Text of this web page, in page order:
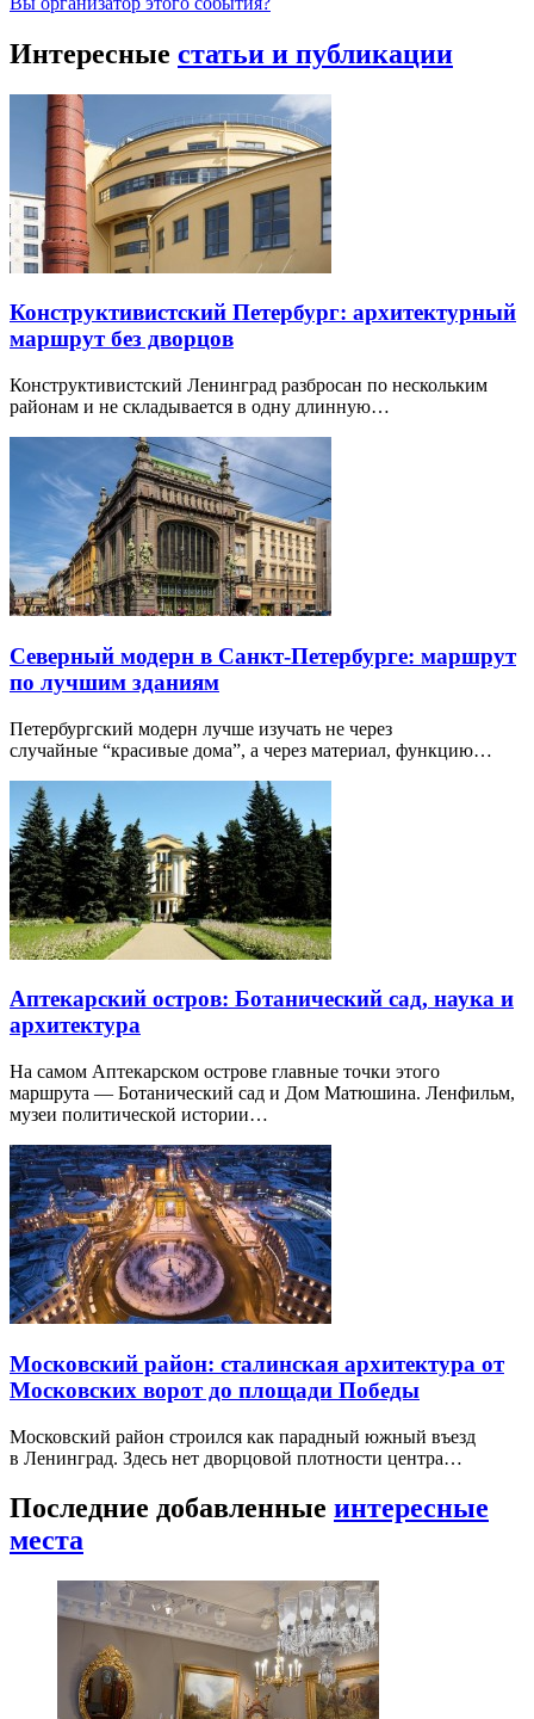
Интересные статьи и публикации
Конструктивистский Петербург: архитектурный
маршрут без дворцов
Конструктивистский Ленинград разбросан по нескольким
районам и не складывается в одну длинную…
Северный модерн в Санкт-Петербурге: маршрут
по лучшим зданиям
Петербургский модерн лучше изучать не через
случайные “красивые дома”, а через материал, функцию…
Аптекарский остров: Ботанический сад, наука и
архитектура
На самом Аптекарском острове главные точки этого
маршрута — Ботанический сад и Дом Матюшина. Ленфильм,
музеи политической истории…
Московский район: сталинская архитектура от
Московских ворот до площади Победы
Московский район строился как парадный южный въезд
в Ленинград. Здесь нет дворцовой плотности центра…
Последние добавленные интересные
места